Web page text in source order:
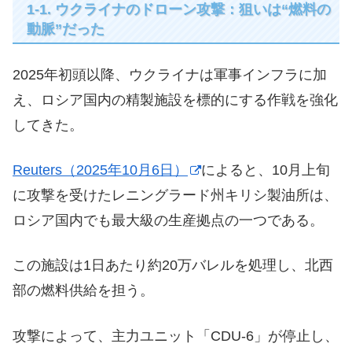
1-1. ウクライナのドローン攻撃：狙いは“燃料の
動脈”だった
2025年初頭以降、ウクライナは軍事インフラに加
え、ロシア国内の精製施設を標的にする作戦を強化
してきた。
Reuters（2025年10月6日）
によると、10月上旬
に攻撃を受けたレニングラード州キリシ製油所は、
ロシア国内でも最大級の生産拠点の一つである。
この施設は1日あたり約20万バレルを処理し、北西
部の燃料供給を担う。
攻撃によって、主力ユニット「CDU-6」が停止し、